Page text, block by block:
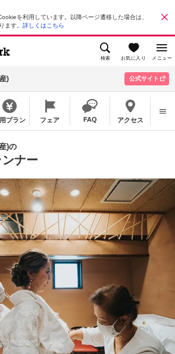
を利用しています。以降ページ遷移した場合は、
ます。 詳しくはこちら
検索 お気に入り メニュー
) 公式サイト
プラン フェア FAQ アクセス
)の
ナー